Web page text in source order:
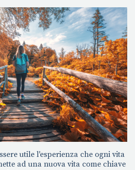
utile l'esperienza che ogni vita
ad una nuova vita come chiave